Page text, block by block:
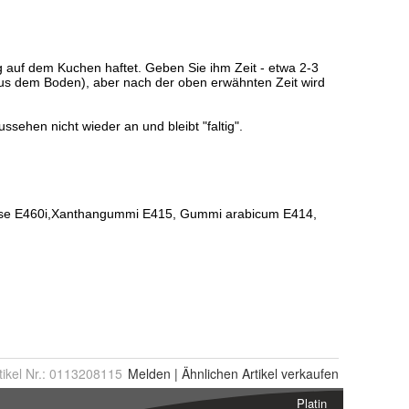
Nr.: 0113208115 Melden | Ähnlichen Artikel verkaufen
Platin